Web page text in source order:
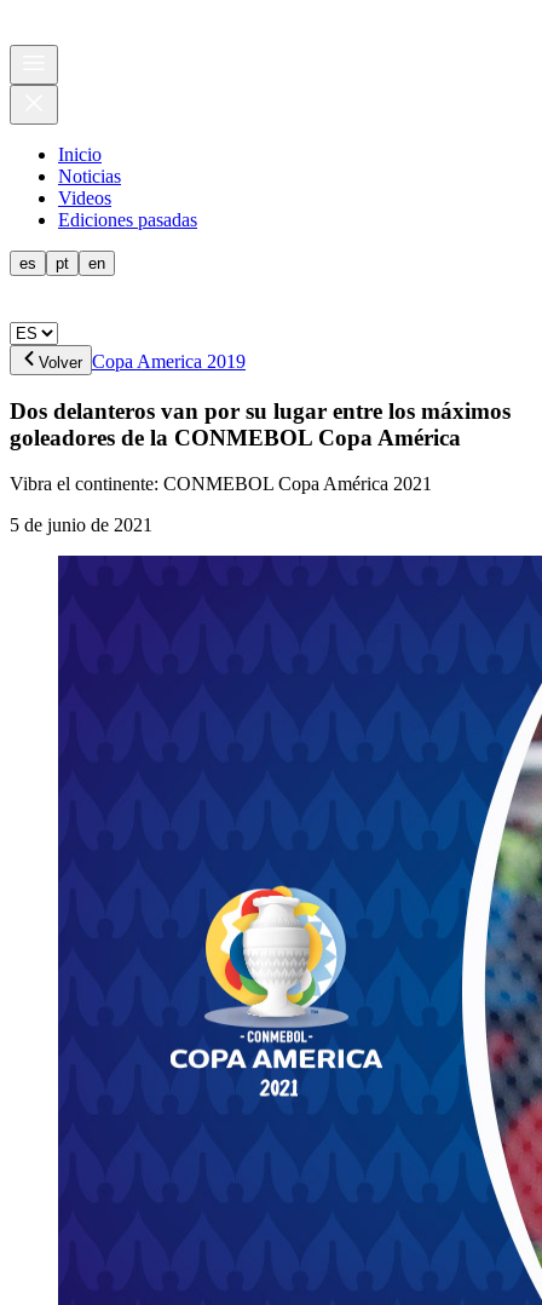
Inicio
Noticias
Videos
Ediciones pasadas
es pt en
Volver Copa America 2019
Dos delanteros van por su lugar entre los máximos
goleadores de la CONMEBOL Copa América
Vibra el continente: CONMEBOL Copa América 2021
5 de junio de 2021